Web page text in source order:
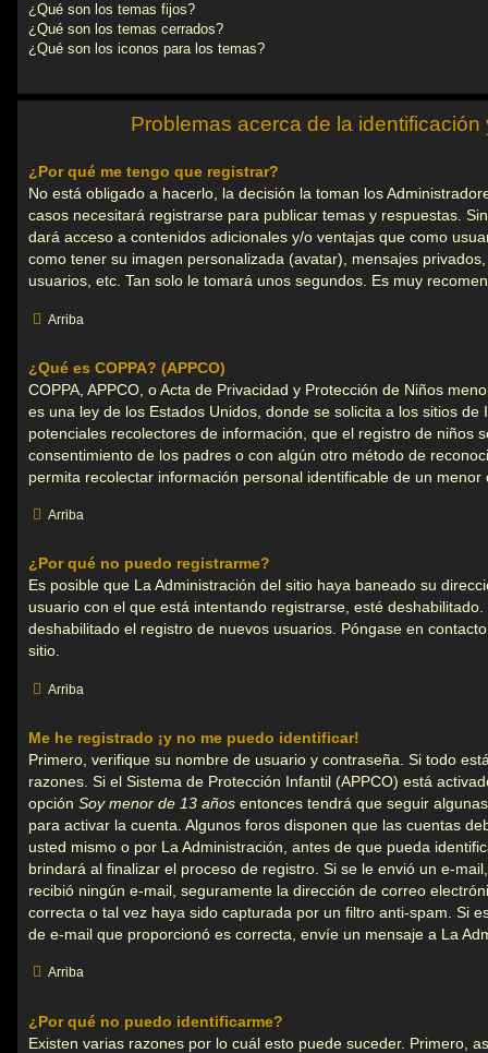
¿Qué son los temas fijos?
¿Qué son los temas cerrados?
¿Qué son los iconos para los temas?
Problemas acerca de la identificación
¿Por qué me tengo que registrar?
No está obligado a hacerlo, la decisión la toman los
casos necesitará registrarse para publicar temas y respuestas.
dará acceso a contenidos adicionales y/o ventajas que como
como tener su imagen personalizada (avatar), mensajes
usuarios, etc. Tan solo le tomará unos segundos. Es muy
Arriba
¿Qué es COPPA? (APPCO)
COPPA, APPCO, o Acta de Privacidad y Protección de Niños
es una ley de los Estados Unidos, donde se solicita a los sitios de
potenciales recolectores de información, que el registro de niños
consentimiento de los padres o con algún otro método de
permita recolectar información personal identificable de un menor
Arriba
¿Por qué no puedo registrarme?
Es posible que La Administración del sitio haya baneado su
usuario con el que está intentando registrarse, esté
deshabilitado el registro de nuevos usuarios. Póngase en
sitio.
Arriba
Me he registrado ¡y no me puedo identificar!
Primero, verifique su nombre de usuario y contraseña. Si todo
razones. Si el Sistema de Protección Infantil (APPCO) está
opción Soy menor de 13 años entonces tendrá que seguir
para activar la cuenta. Algunos foros disponen que las cuentas
usted mismo o por La Administración, antes de que pueda
brindará al finalizar el proceso de registro. Si se le envió un e-
recibió ningún e-mail, seguramente la dirección de correo
correcta o tal vez haya sido capturada por un filtro anti-spam. Si
de e-mail que proporcionó es correcta, envíe un mensaje a La
Arriba
¿Por qué no puedo identificarme?
Existen varias razones por lo cuál esto puede suceder. Primero,